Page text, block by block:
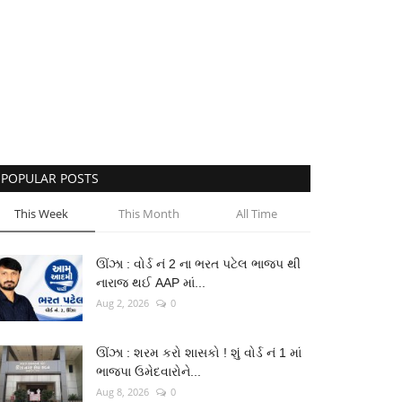
POPULAR POSTS
This Week This Month All Time
ઊંઝા : વોર્ડ નં 2 ના ભરત પટેલ ભાજપ થી
નારાજ થઈ AAP માં...
Aug 2, 2026 0
ઊંઝા : શરમ કરો શાસકો ! શું વોર્ડ નં 1 માં
ભાજપા ઉમેદવારોને...
Aug 8, 2026 0